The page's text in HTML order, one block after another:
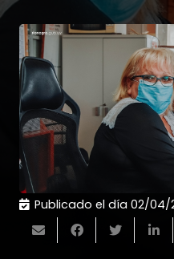
Publicado el día 02/04/